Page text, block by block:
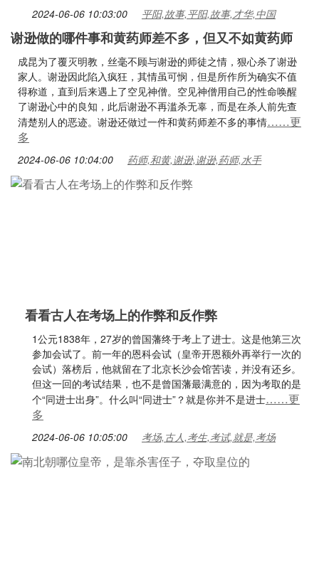
2024-06-06 10:03:00 平阳,故事,平阳,故事,才华,中国
谢逊做的哪件事和黄药师差不多，但又不如黄药师
成昆为了覆灭明教，丝毫不顾与谢逊的师徒之情，狠心杀了谢逊
家人。谢逊因此陷入疯狂，其情虽可悯，但是所作所为确实不值
得称道，直到后来遇上了空见神僧。空见神僧用自己的性命唤醒
了谢逊心中的良知，此后谢逊不再滥杀无辜，而是在杀人前先查
清楚别人的恶迹。谢逊还做过一件和黄药师差不多的事情……更
多
2024-06-06 10:04:00 药师,和黄,谢逊,谢逊,药师,水手
看看古人在考场上的作弊和反作弊
1公元1838年，27岁的曾国藩终于考上了进士。这是他第三次
参加会试了。前一年的恩科会试（皇帝开恩额外再举行一次的
会试）落榜后，他就留在了北京长沙会馆苦读，并没有还乡。
但这一回的考试结果，也不是曾国藩最满意的，因为考取的是
个“同进士出身”。什么叫“同进士”？就是你并不是进士……更
多
2024-06-06 10:05:00 考场,古人,考生,考试,就是,考场